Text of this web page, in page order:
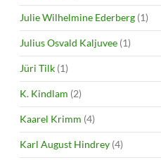
Julie Wilhelmine Ederberg (1)
Julius Osvald Kaljuvee (1)
Jüri Tilk (1)
K. Kindlam (2)
Kaarel Krimm (4)
Karl August Hindrey (4)